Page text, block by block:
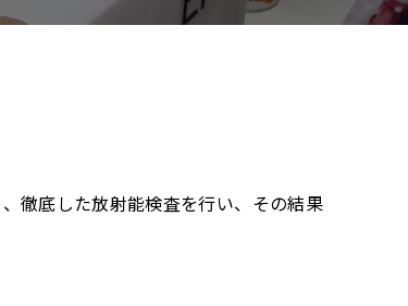
徹底した放射能検査を行い、その結果